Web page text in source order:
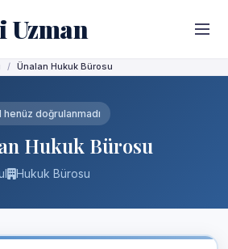
Ünalan Hukuk Bürosu
henüz doğrulanmadı
Hukuk Bürosu
Hukuk Bürosu